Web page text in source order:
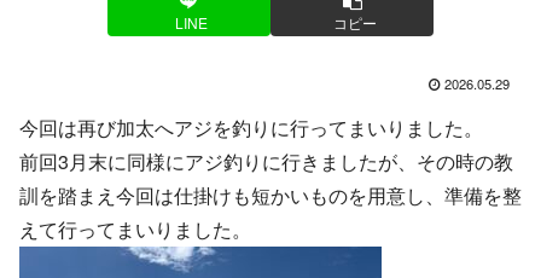
LINE コピー
2026.05.29
今回は再び加太へアジを釣りに行ってまいりました。
前回3月末に同様にアジ釣りに行きましたが、その時の教
訓を踏まえ今回は仕掛けも短かいものを用意し、準備を整
えて行ってまいりました。